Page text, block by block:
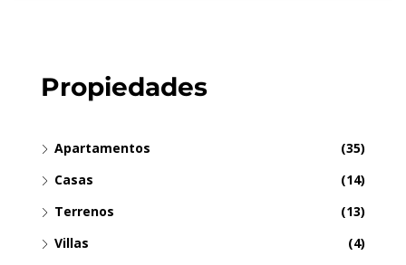
Propiedades
Apartamentos
(35)
Casas
(14)
Terrenos
(13)
Villas
(4)